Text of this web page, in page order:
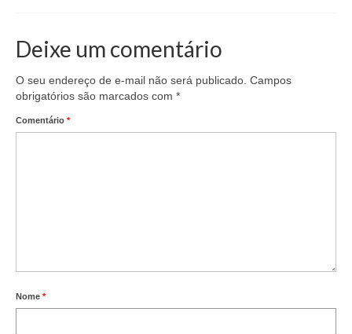
Deixe um comentário
O seu endereço de e-mail não será publicado. Campos
obrigatórios são marcados com *
Comentário *
Nome *